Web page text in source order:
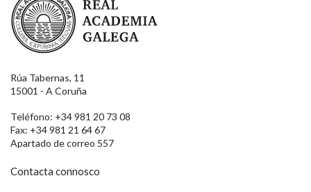
Rúa Tabernas, 11
15001 - A Coruña
Teléfono: +34 981 20 73 08
Fax: +34 981 21 64 67
Apartado de correo 557
Contacta connosco